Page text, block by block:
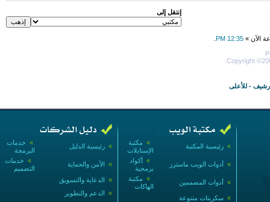
إنتقل إلى
الآن » 12:35 PM
Copyright
- للأعلى
» خدمات
البرمجة
» رئيسية الدليل
» خدمات
التصميم
» الأمن والحماية
» الدعاية والتسويق
» الدعم والتطوير
» مكتبة
الإستايلات
» رئيسية المكتبة
» أكواد
برمجية
» أدوات الويب ماسترز
» مكتبة
الهاكات
» أدوات المصممين
» سكربتات متنوعة